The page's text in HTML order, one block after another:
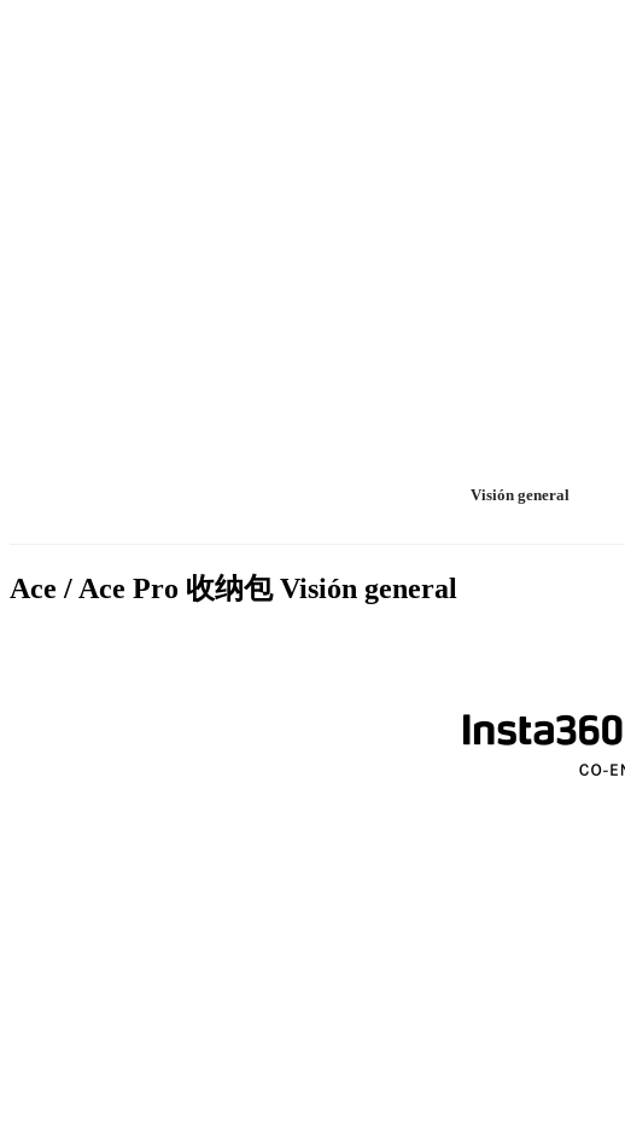
Visión general
Ace / Ace Pro 收纳包Visión general